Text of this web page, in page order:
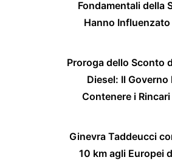
Fondamentali della
Hanno
Proroga dello Sconto
Diesel: Il
Contenere i
Ginevra Taddeucci
10 km agli Europei